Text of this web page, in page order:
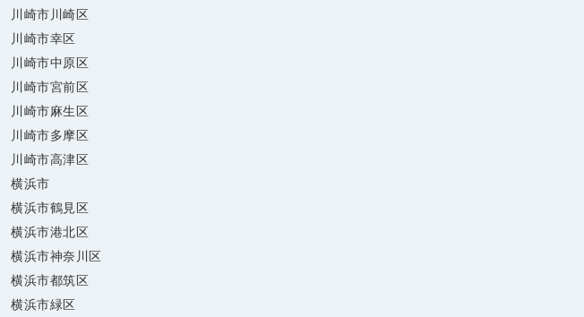
川崎市川崎区
川崎市幸区
川崎市中原区
川崎市宮前区
川崎市麻生区
川崎市多摩区
川崎市高津区
横浜市
横浜市鶴見区
横浜市港北区
横浜市神奈川区
横浜市都筑区
横浜市緑区